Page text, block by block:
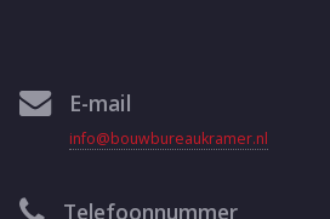
E-mail
info@bouwbureaukramer.nl
Telefoonnummer